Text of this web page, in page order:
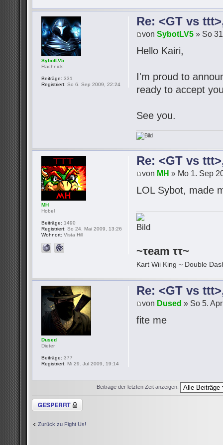
Re: <GT vs
vonSybotLV5 » So
Hello Kairi,
I'm proud to
ready to accept
See you.
SybotLV5
Flachnick
Beiträge: 331
Registriert: So 6. Sep 2009, 22:24
Re: <GT vs
von MH » Mo 1. Sep
LOL Sybot, made
~τeam ττ~
Kart Wii King ~ Double
MH
Hobel
Beiträge: 1490
Registriert: So 24. Mai 2009, 13:26
Wohnort: Vista Hill
Re: <GT vs
von Dused » So 5.
fite me
Dused
Dieter
Beiträge: 377
Registriert: Mi 29. Jul 2009, 19:14
Beiträge der letzten Zeit anzeigen:
Thema gesperrt
Zurück zu Fight Us!